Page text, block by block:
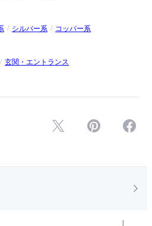
シルバー系 コッパー系
玄関・エントランス